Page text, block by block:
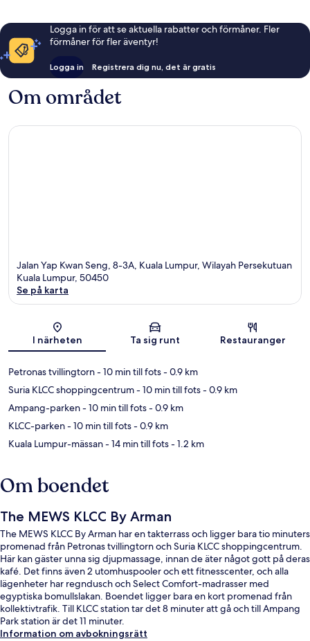
Logga in för att se aktuella rabatter och förmåner. Fler
förmåner för fler äventyr!
Logga in Registrera dig nu, det är gratis
Om området
Jalan Yap Kwan Seng, 8-3A, Kuala Lumpur, Wilayah Persekutuan
Kuala Lumpur, 50450
Se på karta
I närheten Ta sig runt Restauranger
Petronas tvillingtorn- 10 min till fots- 0.9 km
Suria KLCC shoppingcentrum- 10 min till fots- 0.9 km
Ampang-parken- 10 min till fots- 0.9 km
KLCC-parken- 10 min till fots- 0.9 km
Kuala Lumpur-mässan- 14 min till fots- 1.2 km
Om boendet
The MEWS KLCC By Arman
The MEWS KLCC By Arman har en takterrass och ligger bara tio minuters
promenad från Petronas tvillingtorn och Suria KLCC shoppingcentrum.
Här kan gäster unna sig djupmassage, innan de äter något gott på deras
kafé. Det finns även 2 utomhuspooler och ett fitnesscenter, och alla
lägenheter har regndusch och Select Comfort-madrasser med
egyptiska bomullslakan. Boendet ligger bara en kort promenad från
kollektivtrafik. Till KLCC station tar det 8 minuter att gå och till Ampang
Park station är det 11 minuter.
Information om avbokningsrätt